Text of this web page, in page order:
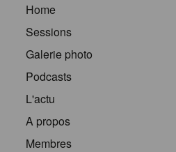
Home
Sessions
Galerie photo
Podcasts
L'actu
A propos
Membres